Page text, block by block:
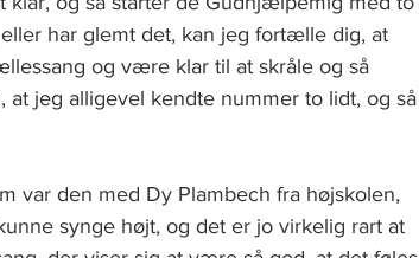
har glemt det, kan jeg fortælle dig, at
og være klar til at skråle og så
jeg alligevel kendte nummer to lidt, og så
var den med Dy Plambech fra højskolen,
synge højt, og det er jo virkelig rart at